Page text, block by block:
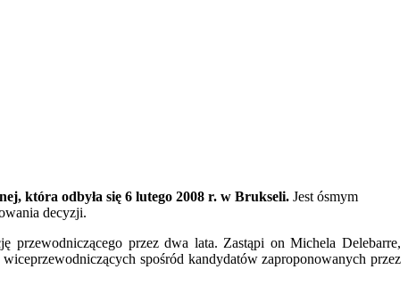
która odbyła się 6 lutego 2008 r. w Brukseli. Jest ósmym
decyzji.
przez dwa lata. Zastąpi on Michela Delebarre,
spośród kandydatów zaproponowanych przez